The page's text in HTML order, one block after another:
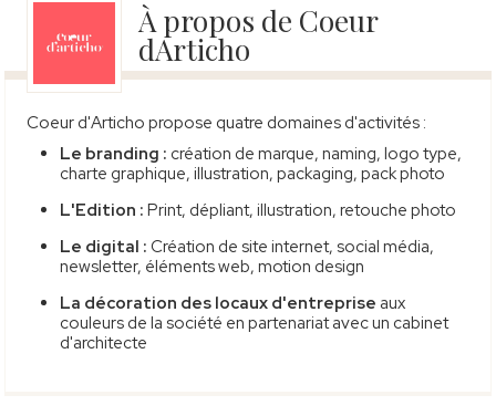
À propos de Coeur
dArticho
Coeur d'Articho propose quatre domaines d'activités :
Le branding : création de marque, naming, logo type,
charte graphique, illustration, packaging, pack photo
L'Edition : Print, dépliant, illustration, retouche photo
Le digital : Création de site internet, social média,
newsletter, éléments web, motion design
La décoration des locaux d'entreprise aux
couleurs de la société en partenariat avec un cabinet
d'architecte